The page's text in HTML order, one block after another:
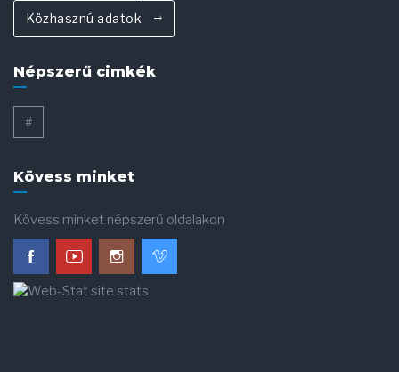
Közhasznú adatok
Népszerű cimkék
#
Kövess minket
Kövess minket népszerű oldalakon